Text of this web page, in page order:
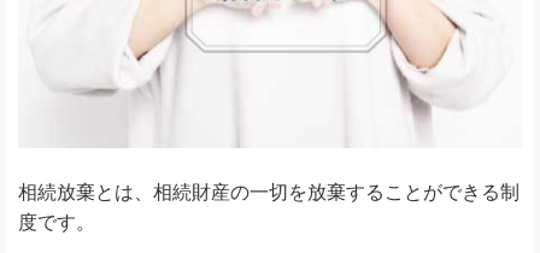
相続放棄とは、相続財産の一切を放棄することができる制
度です。